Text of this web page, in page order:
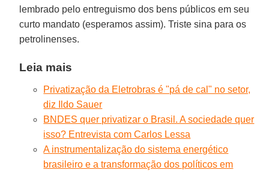
lembrado pelo entreguismo dos bens públicos em seu
curto mandato (esperamos assim). Triste sina para os
petrolinenses.
Leia mais
Privatização da Eletrobras é "pá de cal" no setor,
diz Ildo Sauer
BNDES quer privatizar o Brasil. A sociedade quer
isso? Entrevista com Carlos Lessa
A instrumentalização do sistema energético
brasileiro e a transformação dos políticos em